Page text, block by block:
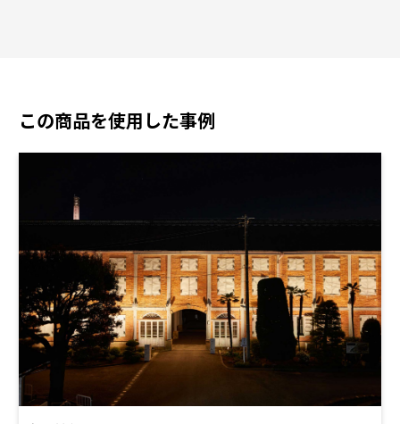
この商品を使用した事例